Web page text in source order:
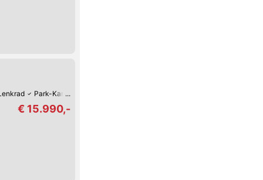
Park-Kamera
€ 15.990,-